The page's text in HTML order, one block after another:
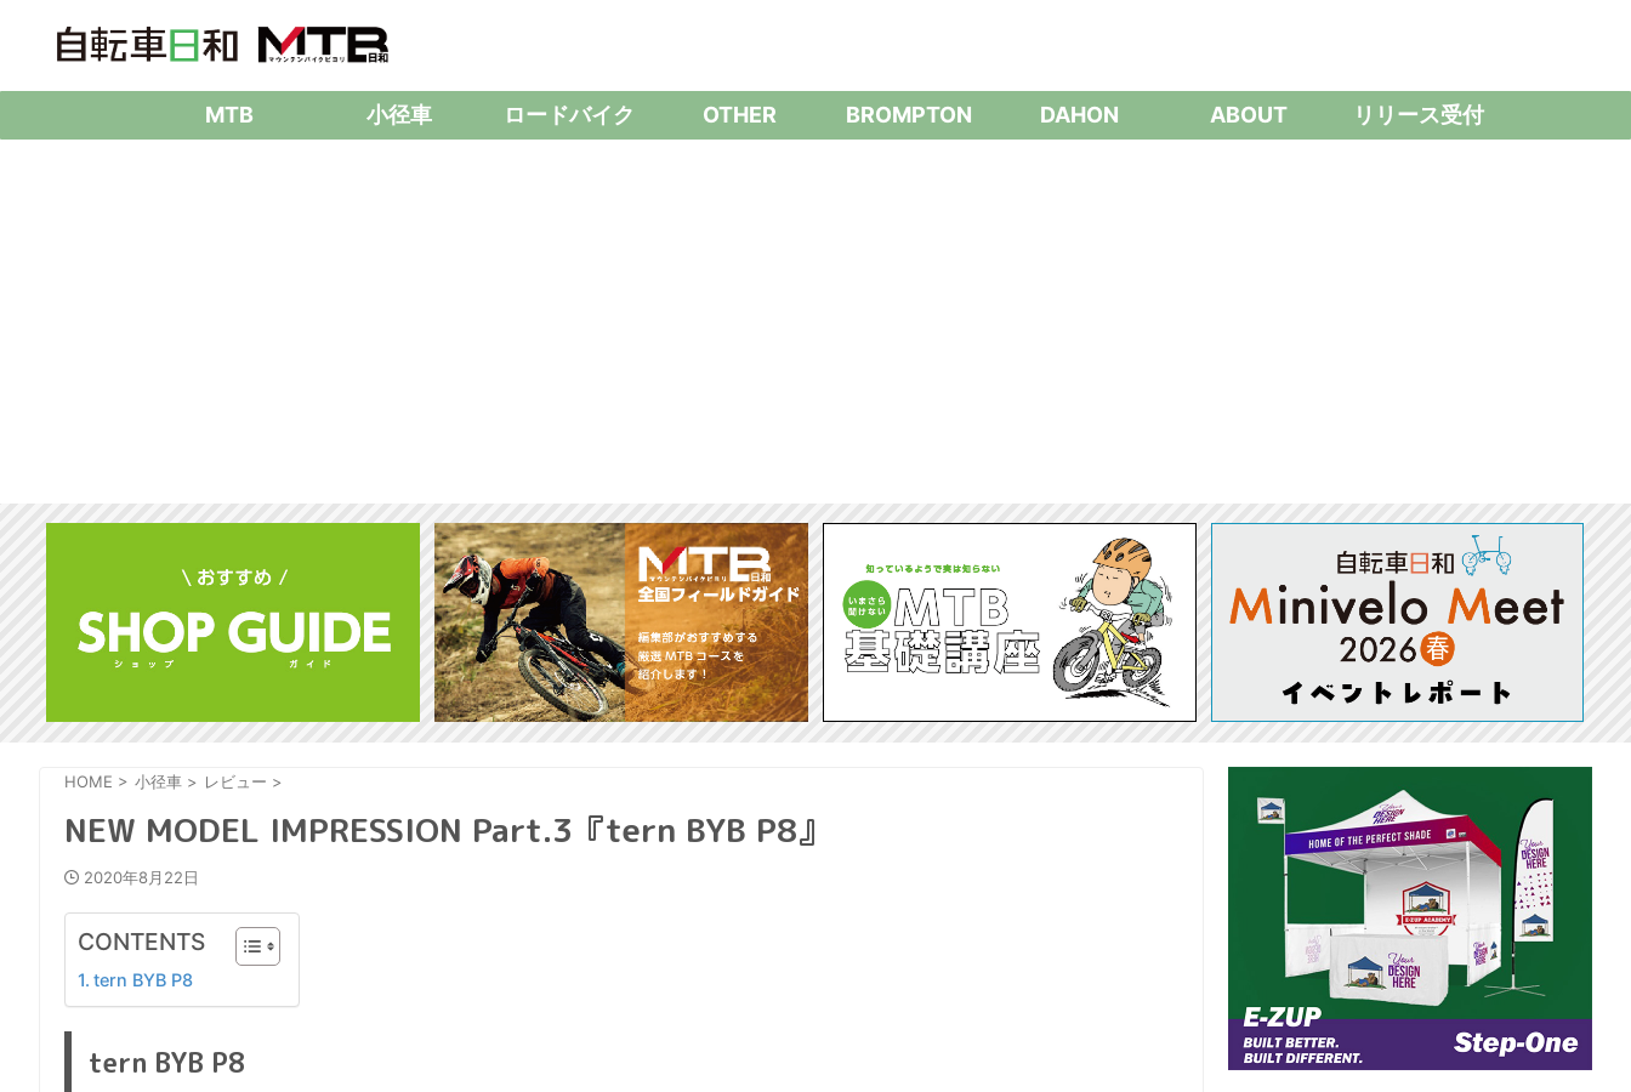
MTB 小径車 ロードバイク OTHER BROMPTON DAHON ABOUT リリース受付
HOME > 小径車 > レビュー >
NEW MODEL IMPRESSION Part.3『tern BYB P8』
2020年8月22日
CONTENTS
tern BYB P8
tern BYB P8